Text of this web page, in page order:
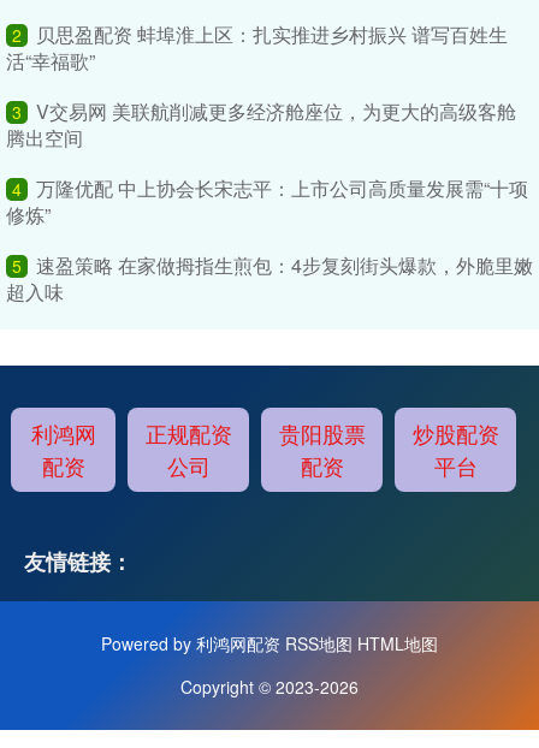
2
贝思盈配资 蚌埠淮上区：扎实推进乡村振兴 谱写百姓生
活“幸福歌”
3
V交易网 美联航削减更多经济舱座位，为更大的高级客舱
腾出空间
4 万隆优配 中上协会长宋志平：上市公司高质量发展需“十项
修炼”
5 速盈策略 在家做拇指生煎包：4步复刻街头爆款，外脆里嫩
超入味
利鸿网
配资
正规配资
公司
贵阳股票
配资
炒股配资
平台
友情链接：
Powered by 利鸿网配资 RSS地图 HTML地图
Copyright © 2023-2026